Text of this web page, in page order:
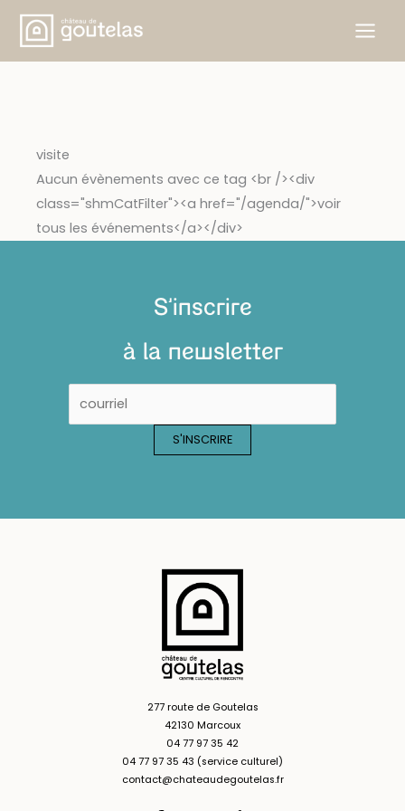
Aller
contenu
visite
Aucun évènements avec ce tag <br /><div
class="shmCatFilter"><a href="/agenda/">voir
tous les événements</a></div>
S'inscrire
à la newsletter
277 route de Goutelas
42130 Marcoux
04 77 97 35 42
04 77 97 35 43 (service culturel)
contact@chateaudegoutelas.fr